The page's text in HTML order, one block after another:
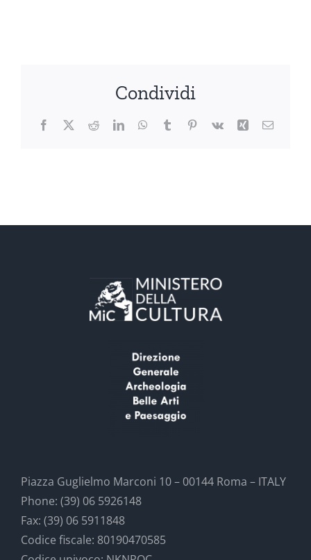
Condividi
Facebook
X RedditLinkedInWhatsApp
TumblrPinterest
Vk Xing Email
Piazza Guglielmo Marconi 10 – 00144 Roma – ITALY
Phone: (39) 06 5926148
Fax: (39) 06 5911848
Codice fiscale: 80190470585